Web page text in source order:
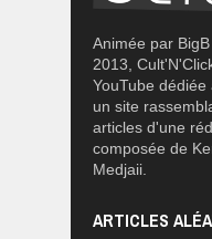
Animée par
2013,
YouTube
un site
articles d'une
composée de
Medjaii.
ARTICLES